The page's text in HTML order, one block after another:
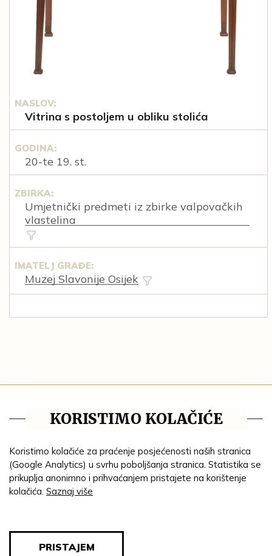
NASLOV:
Vitrina s postoljem u obliku stolića
GODINA:
20-te 19. st.
ZBIRKA:
Umjetnički predmeti iz zbirke valpovačkih
vlastelina
IMATELJ GRAĐE:
Muzej Slavonije Osijek
Impresum
Ustanove
Lenta vremena
Genealogija
KORISTIMO KOLAČIĆE
Koristimo kolačiće za praćenje posjećenosti naših stranica
(Google Analytics) u svrhu poboljšanja stranica. Statistika se
prikuplja anonimno i prihvaćanjem pristajete na korištenje
kolačića. Saznaj više
PRISTAJEM